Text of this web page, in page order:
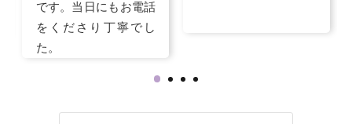
です。当日にもお電話
をくださり丁寧でし
た。